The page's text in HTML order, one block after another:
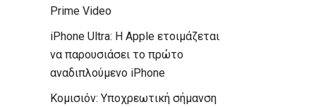
Prime Video
iPhone Ultra: Η Apple ετοιμάζεται
να παρουσιάσει το πρώτο
αναδιπλούμενο iPhone
Κομισιόν: Υποχρεωτική σήμανση